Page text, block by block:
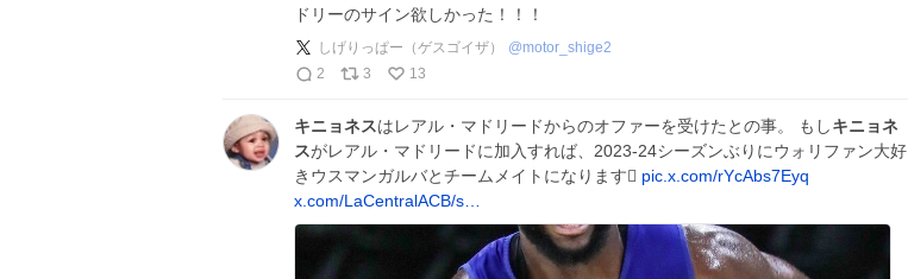
ドリーのサイン欲しかった！！！
しげりっぱー（ゲスゴイザ） @motor_shige2
2
3 13
キニョネスはレアル・マドリードからのオファーを受けたとの事。 もしキニョネ
スがレアル・マドリードに加入すれば、2023-24シーズンぶりにウォリファン大好
きウスマンガルバとチームメイトになります🫪 pic.x.com/rYcAbs7Eyq
x.com/LaCentralACB/s…